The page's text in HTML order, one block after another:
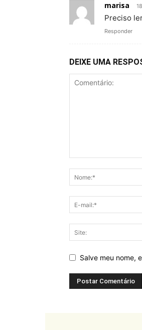
marisa
Preciso
Responder
DEIXE UMA
Salve meu nome,